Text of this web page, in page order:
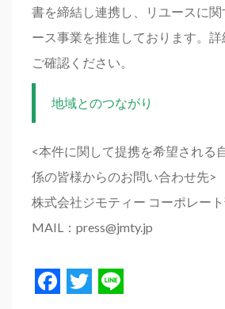
書を締結し連携し、リユースに
ース事業を推進しております。詳
ご確認ください。
地域とのつながり
<本件に関して提携を希望される
係の皆様からのお問い合わせ先>
株式会社ジモティー コーポレー
MAIL：press@jmty.jp
Facebook
Twitter